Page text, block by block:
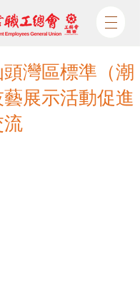
灣區標準（潮
展示活動促進
流